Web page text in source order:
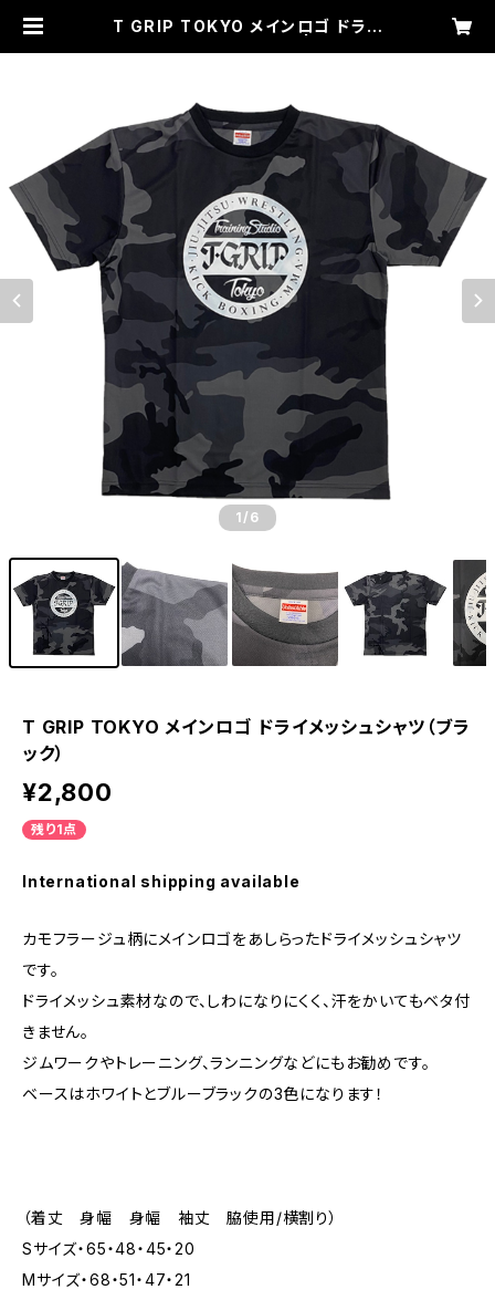
T GRIP TOKYO メインロゴ ドライ
1 /6
T GRIP TOKYO メインロゴ ドライメッシュシャツ（ブラ
ック）
¥2,800
残り1点
International shipping available
カモフラージュ柄にメインロゴをあしらったドライメッシュシャツ
です。
ドライメッシュ素材なので、しわになりにくく、汗をかいてもベタ付
きません。
ジムワークやトレーニング、ランニングなどにもお勧めです。
ベースはホワイトとブルーブラックの3色になります！
（着丈 身幅 身幅 袖丈 脇使用/横割り）
Sサイズ・65・48・45・20
Mサイズ・68・51・47・21